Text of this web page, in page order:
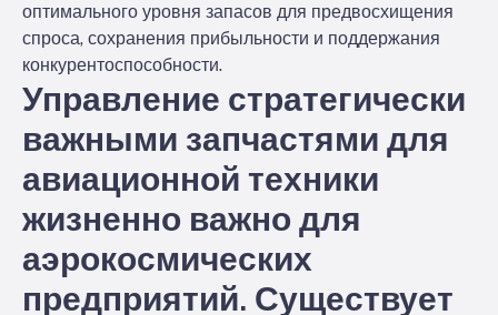
оптимального уровня запасов для предвосхищения
спроса, сохранения прибыльности и поддержания
конкурентоспособности.
Управление стратегически
важными запчастями для
авиационной техники
жизненно важно для
аэрокосмических
предприятий. Существует